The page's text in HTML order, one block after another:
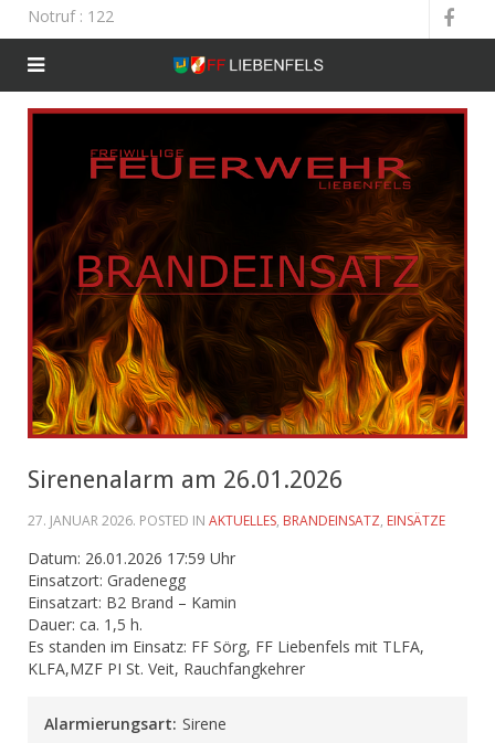
Notruf: 122
Sirenenalarm am 26.01.2026
27. JANUAR 2026. POSTED IN AKTUELLES, BRANDEINSATZ, EINSÄTZE
Datum: 26.01.2026 17:59 Uhr
Einsatzort: Gradenegg
Einsatzart: B2 Brand – Kamin
Dauer: ca. 1,5 h.
Es standen im Einsatz: FF Sörg, FF Liebenfels mit TLFA,
KLFA,MZF PI St. Veit, Rauchfangkehrer
Alarmierungsart: Sirene